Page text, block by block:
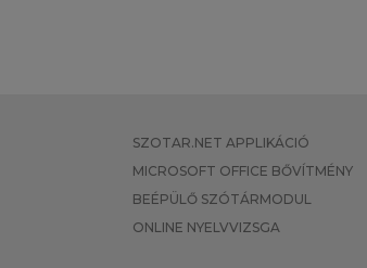
SZOTAR.NET APPLIKÁCIÓ
MICROSOFT OFFICE BŐVÍTMÉNY
BEÉPÜLŐ SZÓTÁRMODUL
ONLINE NYELVVIZSGA